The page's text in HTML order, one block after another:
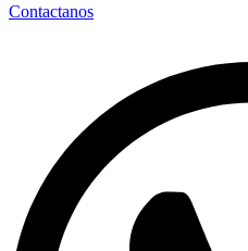
Contactanos